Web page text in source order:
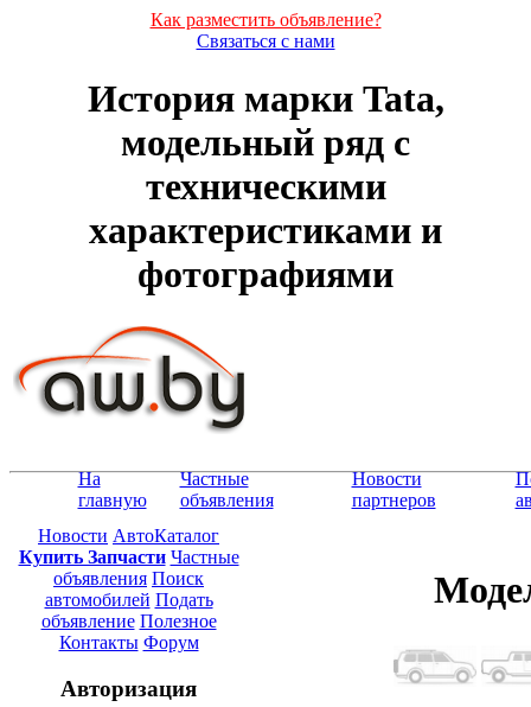
Как разместить объявление?
Связаться с нами
История марки Tata,
модельный ряд с
техническими
характеристиками и
фотографиями
На
главную
Частные
объявления
Новости
партнеров
Новости АвтоКаталог
Купить Запчасти Частные
объявления Поиск
автомобилей Подать
объявление Полезное
Контакты Форум
Авторизация